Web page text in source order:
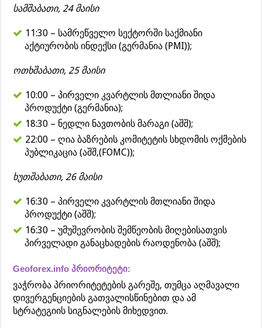
სამშაბათი, 24 მაისი
11:30 – სამრეწველო სექტორში საქმიანი
აქტიურობის ინდექსი (გერმანია (PMI));
ოთხშაბათი, 25 მაისი
10:00 – პირველი კვარტლის მთლიანი შიდა
პროდუქტი (გერმანია);
18:30 – ნედლი ნავთობის მარაგი (აშშ);
22:00 – ღია ბაზრების კომიტეტის სხდომის ოქმების
პუბლიკაცია (აშშ,(FOMC));
ხუთშაბათი, 26 მაისი
16:30 – პირველი კვარტლის მთლიანი შიდა
პროდუქტი (აშშ);
16:30 – უმუშევრობის შემწეობის მიღებისათვის
პირველადი განაცხადების რაოდენობა (აშშ);
Geoforex.info პრიორიტეტი:
ვაჭრობა პრიორიტეტების გარეშე, თუმცა აღმავალი
დივერგენციების გათვალისწინებით და ამ
სტრატეგიის სიგნალების მიხედვით.